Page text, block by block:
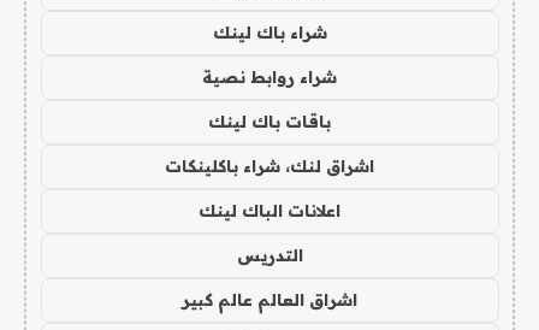
شراء باك لينك
شراء روابط نصية
باقات باك لينك
اشراق لنك، شراء باكلينكات
اعلانات الباك لينك
التدريس
اشراق العالم عالم كبير